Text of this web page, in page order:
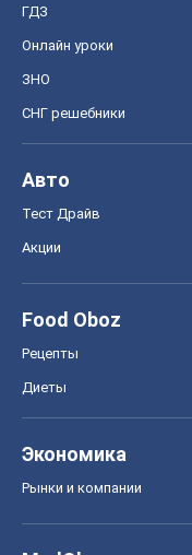
ГДЗ
Онлайн уроки
ЗНО
СНГ решебники
Авто
Тест Драйв
Акции
Food Oboz
Рецепты
Диеты
Экономика
Рынки и компании